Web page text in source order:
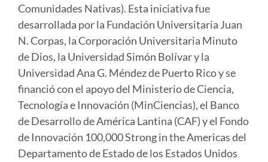
Comunidades Nativas). Esta iniciativa fue
desarrollada por la Fundación Universitaria Juan
N. Corpas, la Corporación Universitaria Minuto
de Dios, la Universidad Simón Bolívar y la
Universidad Ana G. Méndez de Puerto Rico y se
financió con el apoyo del Ministerio de Ciencia,
Tecnología e Innovación (MinCiencias), el Banco
de Desarrollo de América Lantina (CAF) y el Fondo
de Innovación 100,000 Strong in the Americas del
Departamento de Estado de los Estados Unidos